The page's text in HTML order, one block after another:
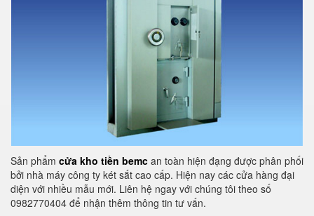
Sản phẩm cửa kho tiền bemc an toàn hiện đạng được phân phối
bởi nhà máy công ty két sắt cao cấp. Hiện nay các cửa hàng đại
diện với nhiều mẫu mới. Liên hệ ngay với chúng tôi theo số
0982770404 để nhận thêm thông tin tư vấn.